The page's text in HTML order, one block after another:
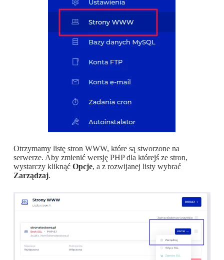
Otrzymamy listę stron WWW, które są stworzone na
serwerze. Aby zmienić wersję PHP dla którejś ze stron,
wystarczy kliknąć Opcje, a z rozwijanej listy wybrać
Zarządzaj.